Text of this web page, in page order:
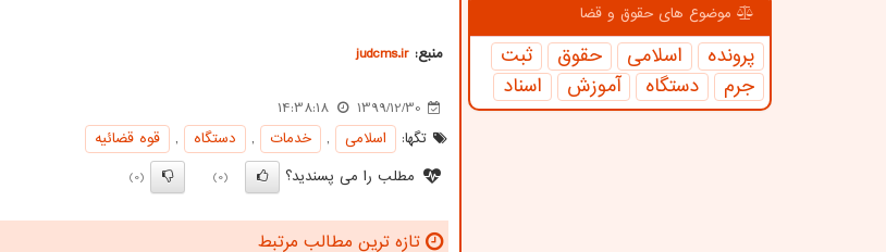
موضوع های حقوق و قضا
پرونده اسلامی حقوق
ثبت
جرم
دستگاه آموزش اسناد
منبع: judcms.ir
1399/12/30
14:38:18
تگها:
اسلامی , خدمات , دستگاه ,
قوه قضائیه
مطلب را می پسندید؟
(0)
(0)
تازه ترین مطالب مرتبط